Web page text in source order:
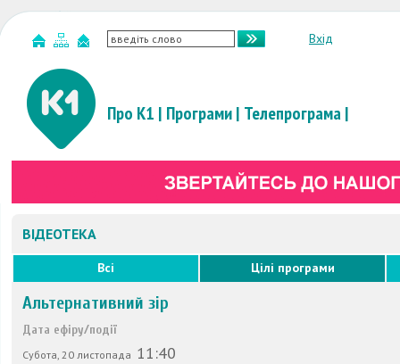
Вхід
Про К1 | Програми| Телепрограма|
ВІДЕОТЕКА
Всі Цілі програми
Альтернативний зір
Дата ефіру/події
Субота, 20 листопада 11:40